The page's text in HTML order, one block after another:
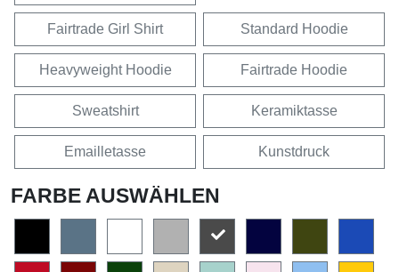
Fairtrade Girl Shirt Standard Hoodie
Heavyweight Hoodie Fairtrade Hoodie
Sweatshirt Keramiktasse
Emailletasse Kunstdruck
FARBE AUSWÄHLEN